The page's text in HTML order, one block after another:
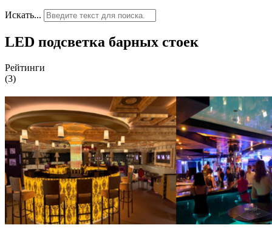
Искать...
LED подсветка барных стоек
Рейтинги
(3)